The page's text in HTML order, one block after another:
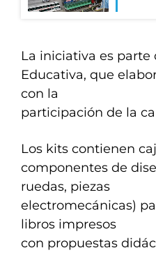
La iniciativa es parte
Educativa, que
con la
participación de la
Los kits contienen
componentes de
ruedas, piezas
electromecánicas)
libros impresos
con propuestas